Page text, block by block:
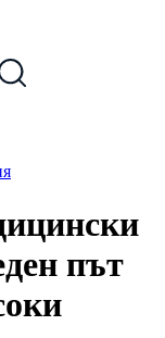
път